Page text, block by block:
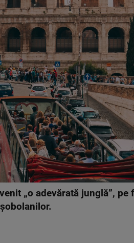
„o adevărată junglă”,